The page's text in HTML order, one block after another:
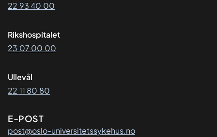
22 93 40 00
Rikshospitalet
23 07 00 00
Ullevål
22 11 80 80
E-POST
post@oslo-universitetssykehus.no